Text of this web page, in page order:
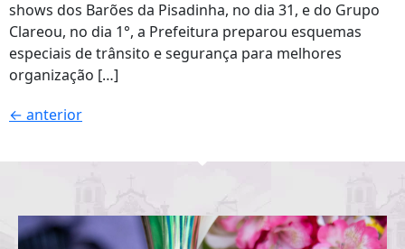
shows dos Barões da Pisadinha, no dia 31, e do Grupo
Clareou, no dia 1°, a Prefeitura preparou esquemas
especiais de trânsito e segurança para melhores
organização […]
← anterior